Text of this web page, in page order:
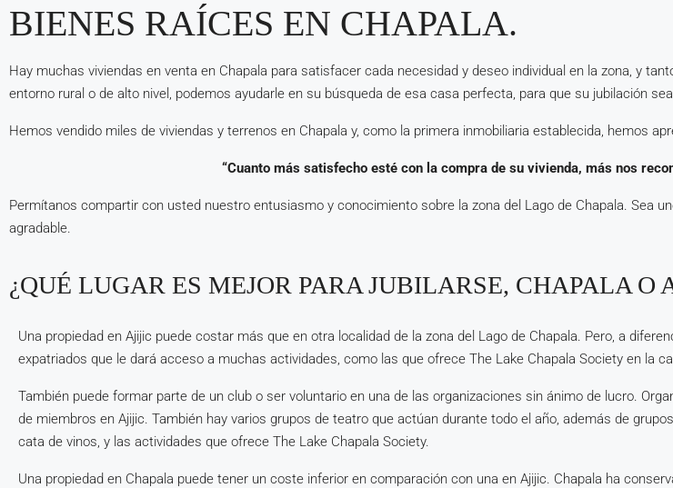
BIENES RAÍCES EN CHAPALA.
Hay muchas viviendas en venta en Chapala para satisfacer cada necesidad y deseo individual en la zona, y
entorno rural o de alto nivel, podemos ayudarle en su búsqueda de esa casa perfecta, para que su jubilación
Hemos vendido miles de viviendas y terrenos en Chapala y, como la primera inmobiliaria establecida, hemos
“Cuanto más satisfecho esté con la compra de su vivienda, más nos
Permítanos compartir con usted nuestro entusiasmo y conocimiento sobre la zona del Lago de Chapala. Sea
agradable.
¿QUÉ LUGAR ES MEJOR PARA JUBILARSE, CHAPALA O
Una propiedad en Ajijic puede costar más que en otra localidad de la zona del Lago de Chapala. Pero, a
expatriados que le dará acceso a muchas actividades, como las que ofrece The Lake Chapala Society en la
También puede formar parte de un club o ser voluntario en una de las organizaciones sin ánimo de lucro.
de miembros en Ajijic. También hay varios grupos de teatro que actúan durante todo el año, además de
cata de vinos, y las actividades que ofrece The Lake Chapala Society.
Una propiedad en Chapala puede tener un coste inferior en comparación con una en Ajijic. Chapala ha